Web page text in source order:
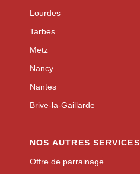
Lourdes
Tarbes
Metz
Nancy
Nantes
Brive-la-Gaillarde
NOS AUTRES SERVICES
Offre de parrainage